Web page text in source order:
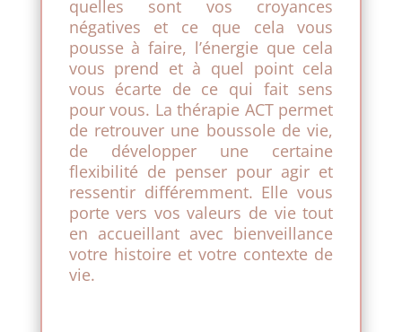
quelles sont vos croyances
négatives et ce que cela vous
pousse à faire, l’énergie que cela
vous prend et à quel point cela
vous écarte de ce qui fait sens
pour vous. La thérapie ACT permet
de retrouver une boussole de vie,
de développer une certaine
flexibilité de penser pour agir et
ressentir différemment. Elle vous
porte vers vos valeurs de vie tout
en accueillant avec bienveillance
votre histoire et votre contexte de
vie.